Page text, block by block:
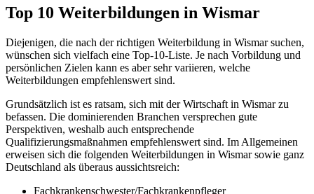
Top 10 Weiterbildungen in Wismar
Diejenigen, die nach der richtigen Weiterbildung in Wismar suchen,
wünschen sich vielfach eine Top-10-Liste. Je nach Vorbildung und
persönlichen Zielen kann es aber sehr variieren, welche
Weiterbildungen empfehlenswert sind.
Grundsätzlich ist es ratsam, sich mit der Wirtschaft in Wismar zu
befassen. Die dominierenden Branchen versprechen gute
Perspektiven, weshalb auch entsprechende
Qualifizierungsmaßnahmen empfehlenswert sind. Im Allgemeinen
erweisen sich die folgenden Weiterbildungen in Wismar sowie ganz
Deutschland als überaus aussichtsreich:
Fachkrankenschwester/Fachkrankenpfleger